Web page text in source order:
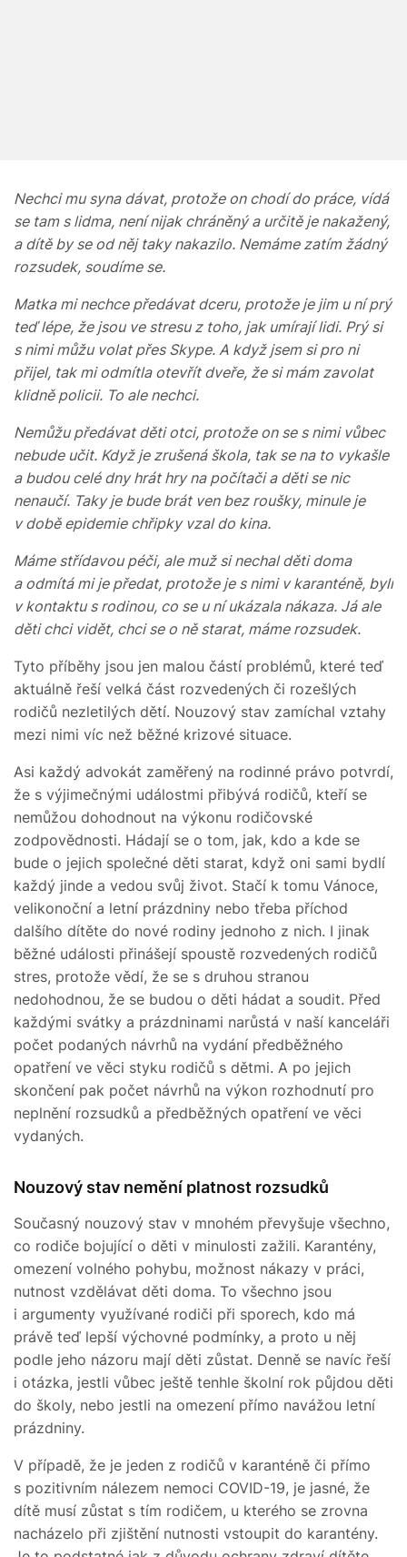
Nechci mu syna dávat, protože on chodí do práce, vídá
se tam s lidma, není nijak chráněný a určitě je nakažený,
a dítě by se od něj taky nakazilo. Nemáme zatím žádný
rozsudek, soudíme se.
Matka mi nechce předávat dceru, protože je jim u ní prý
teď lépe, že jsou ve stresu z toho, jak umírají lidi. Prý si
s nimi můžu volat přes Skype. A když jsem si pro ni
přijel, tak mi odmítla otevřít dveře, že si mám zavolat
klidně policii. To ale nechci.
Nemůžu předávat děti otci, protože on se s nimi vůbec
nebude učit. Když je zrušená škola, tak se na to vykašle
a budou celé dny hrát hry na počítači a děti se nic
nenaučí. Taky je bude brát ven bez roušky, minule je
v době epidemie chřipky vzal do kina.
Máme střídavou péči, ale muž si nechal děti doma
a odmítá mi je předat, protože je s nimi v karanténě, byli
v kontaktu s rodinou, co se u ní ukázala nákaza. Já ale
děti chci vidět, chci se o ně starat, máme rozsudek.
Tyto příběhy jsou jen malou částí problémů, které teď
aktuálně řeší velká část rozvedených či rozešlých
rodičů nezletilých dětí. Nouzový stav zamíchal vztahy
mezi nimi víc než běžné krizové situace.
Asi každý advokát zaměřený na rodinné právo potvrdí,
že s výjimečnými událostmi přibývá rodičů, kteří se
nemůžou dohodnout na výkonu rodičovské
zodpovědnosti. Hádají se o tom, jak, kdo a kde se
bude o jejich společné děti starat, když oni sami bydlí
každý jinde a vedou svůj život. Stačí k tomu Vánoce,
velikonoční a letní prázdniny nebo třeba příchod
dalšího dítěte do nové rodiny jednoho z nich. I jinak
běžné události přinášejí spoustě rozvedených rodičů
stres, protože vědí, že se s druhou stranou
nedohodnou, že se budou o děti hádat a soudit. Před
každými svátky a prázdninami narůstá v naší kanceláři
počet podaných návrhů na vydání předběžného
opatření ve věci styku rodičů s dětmi. A po jejich
skončení pak počet návrhů na výkon rozhodnutí pro
neplnění rozsudků a předběžných opatření ve věci
vydaných.
Nouzový stav nemění platnost rozsudků
Současný nouzový stav v mnohém převyšuje všechno,
co rodiče bojující o děti v minulosti zažili. Karantény,
omezení volného pohybu, možnost nákazy v práci,
nutnost vzdělávat děti doma. To všechno jsou
i argumenty využívané rodiči při sporech, kdo má
právě teď lepší výchovné podmínky, a proto u něj
podle jeho názoru mají děti zůstat. Denně se navíc řeší
i otázka, jestli vůbec ještě tenhle školní rok půjdou děti
do školy, nebo jestli na omezení přímo navážou letní
prázdniny.
V případě, že je jeden z rodičů v karanténě či přímo
s pozitivním nálezem nemoci COVID-19, je jasné, že
dítě musí zůstat s tím rodičem, u kterého se zrovna
nacházelo při zjištění nutnosti vstoupit do karantény.